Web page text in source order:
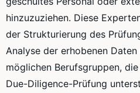
hinzuzuziehen. Diese
der Strukturierung des
Analyse der erhobenen
möglichen Berufsgruppen,
Due-Diligence-Prüfung